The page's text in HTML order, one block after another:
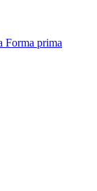
Forma prima